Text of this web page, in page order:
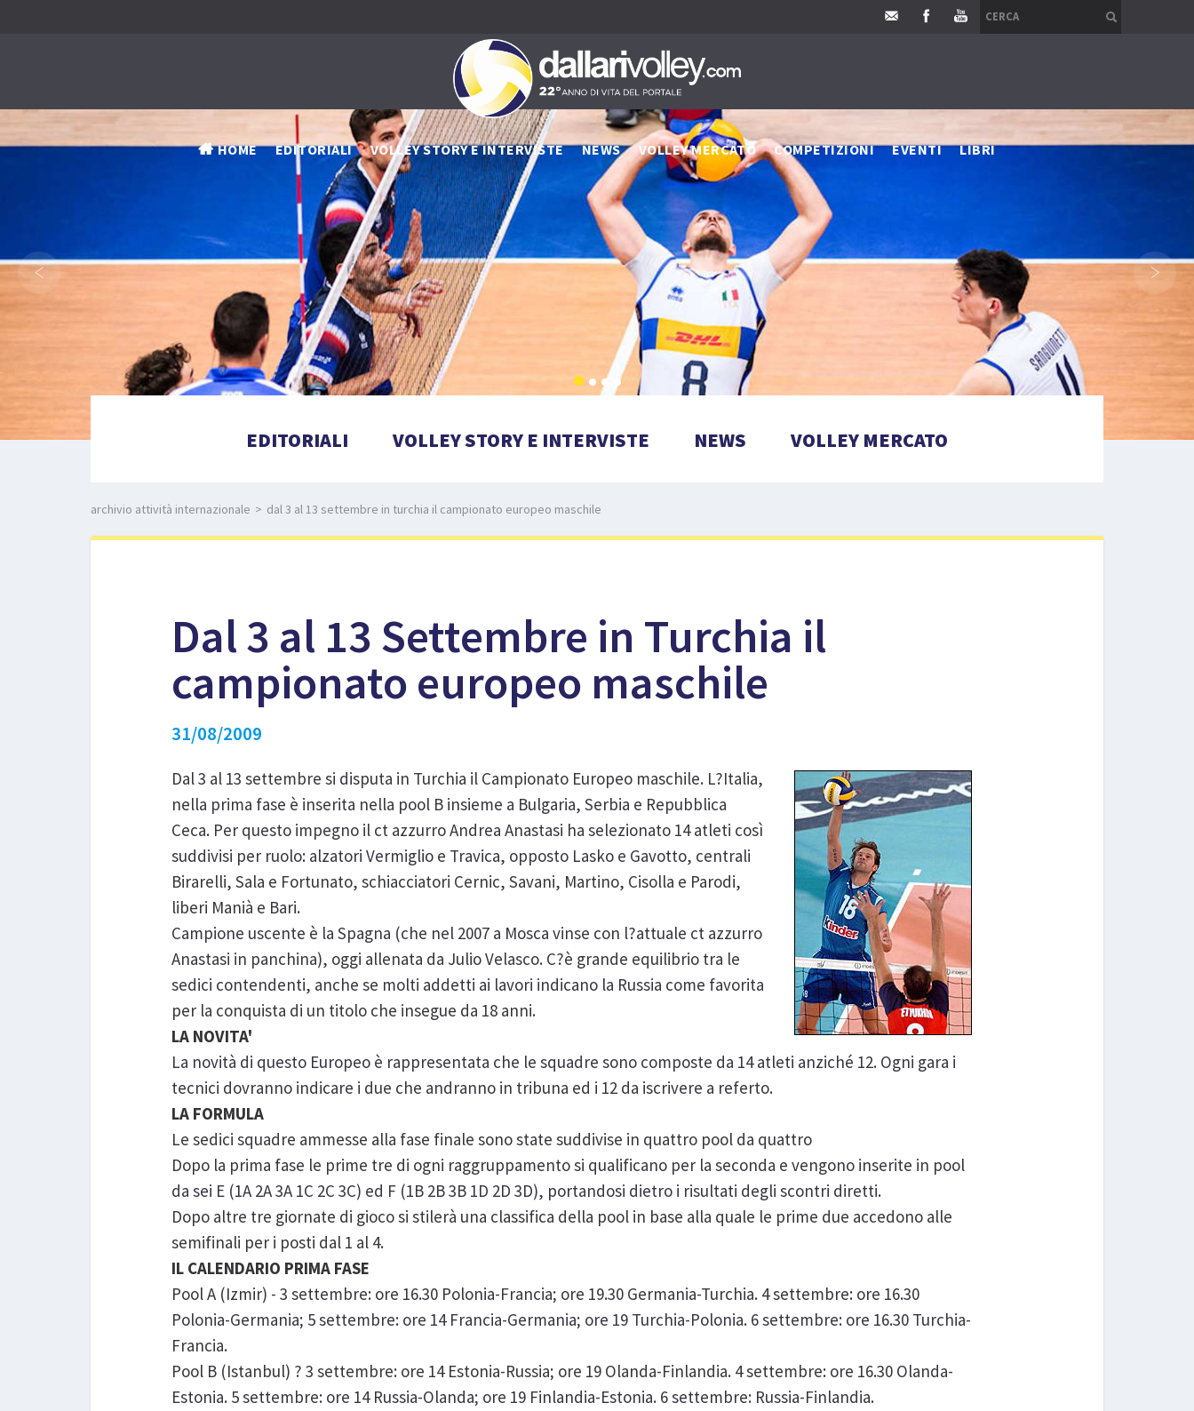
HOME EDITORIALI VOLLEY STORY E INTERVISTE NEWS VOLLEY MERCATO COMPETIZIONI EVENTI LIBRI
‹ ›
EDITORIALI VOLLEY STORY E INTERVISTE NEWS VOLLEY MERCATO
archivio attività internazionale > dal 3 al 13 settembre in turchia il campionato europeo maschile
Dal 3 al 13 Settembre in Turchia il
campionato europeo maschile
31/08/2009
Dal 3 al 13 settembre si disputa in Turchia il Campionato Europeo maschile. L?Italia,
nella prima fase è inserita nella pool B insieme a Bulgaria, Serbia e Repubblica
Ceca. Per questo impegno il ct azzurro Andrea Anastasi ha selezionato 14 atleti così
suddivisi per ruolo: alzatori Vermiglio e Travica, opposto Lasko e Gavotto, centrali
Birarelli, Sala e Fortunato, schiacciatori Cernic, Savani, Martino, Cisolla e Parodi,
liberi Manià e Bari.
Campione uscente è la Spagna (che nel 2007 a Mosca vinse con l?attuale ct azzurro
Anastasi in panchina), oggi allenata da Julio Velasco. C?è grande equilibrio tra le
sedici contendenti, anche se molti addetti ai lavori indicano la Russia come favorita
per la conquista di un titolo che insegue da 18 anni.
LA NOVITA'
La novità di questo Europeo è rappresentata che le squadre sono composte da 14 atleti anziché 12. Ogni gara i
tecnici dovranno indicare i due che andranno in tribuna ed i 12 da iscrivere a referto.
LA FORMULA
Le sedici squadre ammesse alla fase finale sono state suddivise in quattro pool da quattro
Dopo la prima fase le prime tre di ogni raggruppamento si qualificano per la seconda e vengono inserite in pool
da sei E (1A 2A 3A 1C 2C 3C) ed F (1B 2B 3B 1D 2D 3D), portandosi dietro i risultati degli scontri diretti.
Dopo altre tre giornate di gioco si stilerà una classifica della pool in base alla quale le prime due accedono alle
semifinali per i posti dal 1 al 4.
IL CALENDARIO PRIMA FASE
Pool A (Izmir) - 3 settembre: ore 16.30 Polonia-Francia; ore 19.30 Germania-Turchia. 4 settembre: ore 16.30
Polonia-Germania; 5 settembre: ore 14 Francia-Germania; ore 19 Turchia-Polonia. 6 settembre: ore 16.30 Turchia-
Francia.
Pool B (Istanbul) ? 3 settembre: ore 14 Estonia-Russia; ore 19 Olanda-Finlandia. 4 settembre: ore 16.30 Olanda-
Estonia. 5 settembre: ore 14 Russia-Olanda; ore 19 Finlandia-Estonia. 6 settembre: Russia-Finlandia.